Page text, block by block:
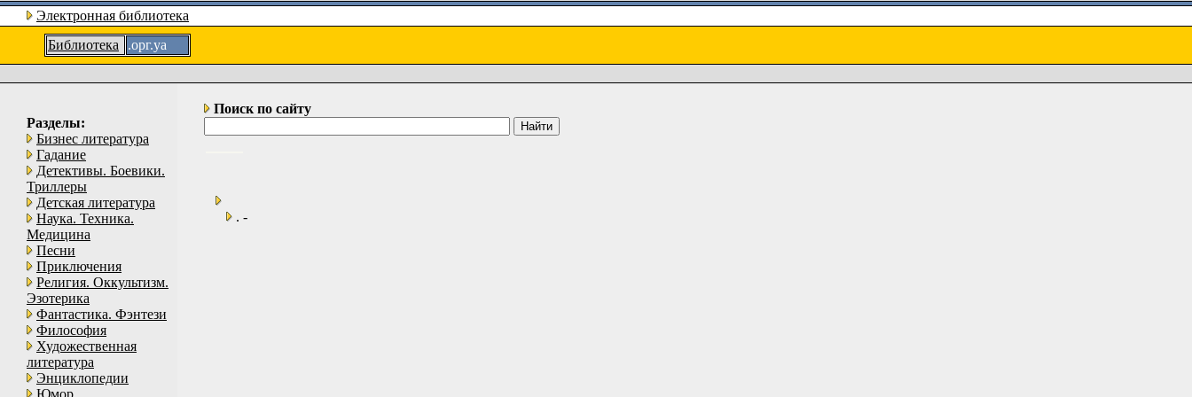
Электронная библиотека
Библиотека
.орг.уа
Разделы:
Бизнес литература
Гадание
Детективы. Боевики.
Триллеры
Детская литература
Наука. Техника.
Медицина
Песни
Приключения
Религия. Оккультизм.
Эзотерика
Фантастика. Фэнтези
Философия
Художественная
литература
Энциклопедии
Юмор
Поиск по сайту
. -